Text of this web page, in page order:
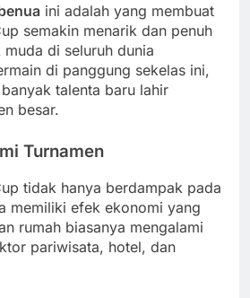
ini adalah yang membuat
semakin menarik dan penuh
di seluruh dunia
di panggung sekelas ini,
talenta baru lahir
besar.
Turnamen
tidak hanya berdampak pada
memiliki efek ekonomi yang
rumah biasanya mengalami
pariwisata, hotel, dan